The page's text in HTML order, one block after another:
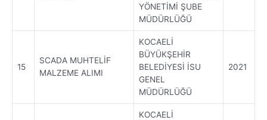
YÖNETİMİ ŞUBE
MÜDÜRLÜĞÜ
15
SCADA MUHTELİF
MALZEME ALIMI
KOCAELİ
BÜYÜKŞEHİR
BELEDİYESİ İSU
GENEL
MÜDÜRLÜĞÜ
2021
KOCAELİ